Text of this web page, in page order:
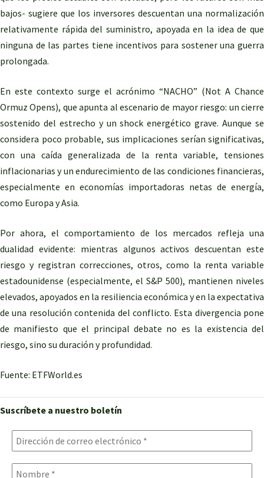
bajos- sugiere que los inversores descuentan una normalización
relativamente rápida del suministro, apoyada en la idea de que
ninguna de las partes tiene incentivos para sostener una guerra
prolongada.
En este contexto surge el acrónimo “NACHO” (Not A Chance
Ormuz Opens), que apunta al escenario de mayor riesgo: un cierre
sostenido del estrecho y un shock energético grave. Aunque se
considera poco probable, sus implicaciones serían significativas,
con una caída generalizada de la renta variable, tensiones
inflacionarias y un endurecimiento de las condiciones financieras,
especialmente en economías importadoras netas de energía,
como Europa y Asia.
Por ahora, el comportamiento de los mercados refleja una
dualidad evidente: mientras algunos activos descuentan este
riesgo y registran correcciones, otros, como la renta variable
estadounidense (especialmente, el S&P 500), mantienen niveles
elevados, apoyados en la resiliencia económica y en la expectativa
de una resolución contenida del conflicto. Esta divergencia pone
de manifiesto que el principal debate no es la existencia del
riesgo, sino su duración y profundidad.
Fuente: ETFWorld.es
Suscríbete a nuestro boletín